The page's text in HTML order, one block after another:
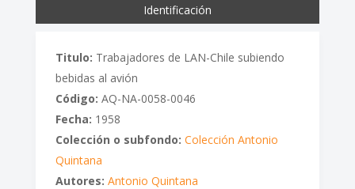
Identificación
Titulo: Trabajadores de LAN-Chile subiendo
bebidas al avión
Código: AQ-NA-0058-0046
Fecha: 1958
Colección o subfondo: Colección Antonio
Quintana
Autores: Antonio Quintana